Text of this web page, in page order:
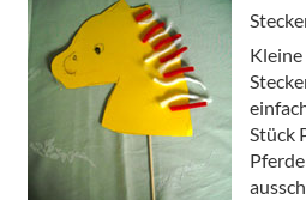
Stück